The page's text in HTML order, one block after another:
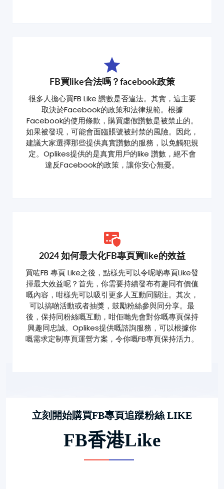
FB買like合法嗎？facebook政策
很多人擔心買FB Like 讚數是否違法。其實，這主要
取決於Facebook的政策和法律規範。根據
Facebook的使用條款，購買虛假讚數是被禁止的。
如果被發現，可能會面臨賬號被封禁的風險。因此，
建議大家選擇那些提供真實讚數的服務，以免觸犯規
定。Oplikes提供的是真實用戶的like 讚數，絕不會
違反Facebook的政策，讓你安心無憂。
2024 如何最大化FB專頁買like的效益
買咗FB 專頁 Like之後，點樣先可以令呢啲專頁Like發
揮最大效益呢？首先，你需要持續發布有趣同有價值
嘅內容，咁樣先可以吸引更多人互動同關注。其次，
可以搞啲活動或者抽獎，鼓勵粉絲參與同分享。最
後，保持同粉絲嘅互動，咁佢哋先會對你嘅專頁保持
興趣同忠誠。Oplikes提供嘅諮詢服務，可以根據你
嘅需求定制專頁運營方案，令你嘅FB專頁保持活力。
立刻開始購買FB專頁追蹤粉絲 LIKE
FB香港like